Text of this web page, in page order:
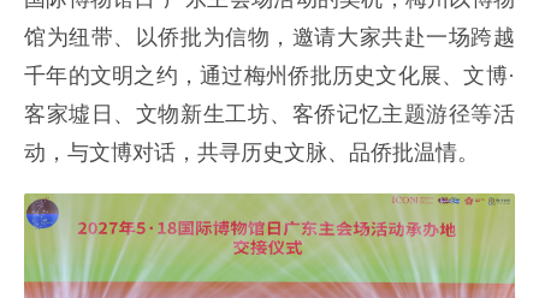
馆为纽带、以侨批为信物，邀请大家共赴一场跨越
千年的文明之约，通过梅州侨批历史文化展、文博·
客家墟日、文物新生工坊、客侨记忆主题游径等活
动，与文博对话，共寻历史文脉、品侨批温情。